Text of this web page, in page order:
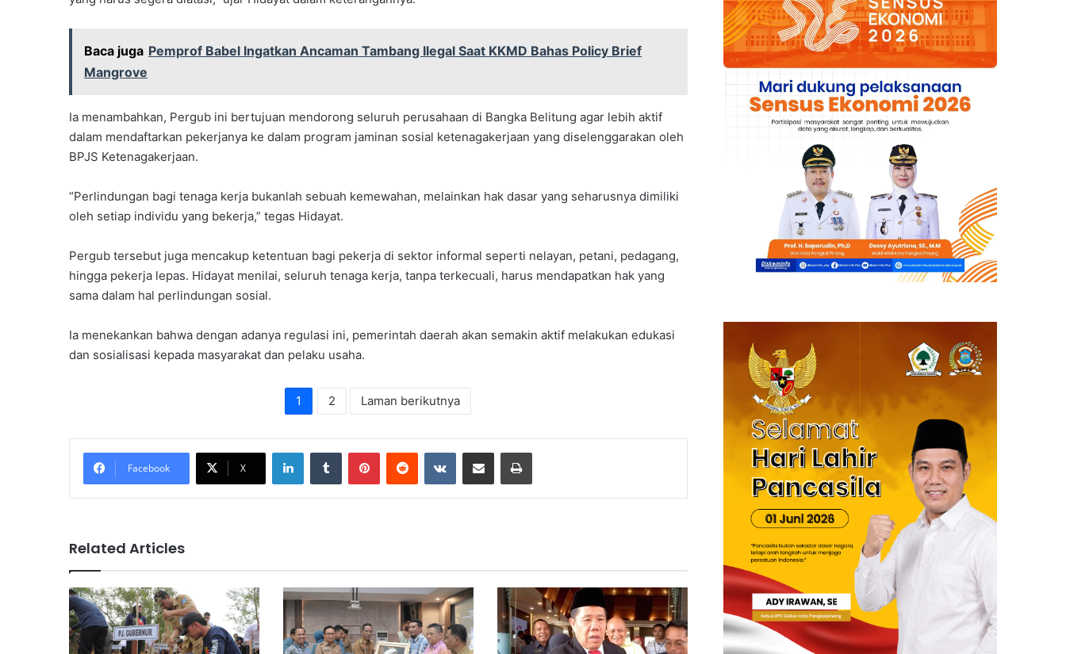
Baca juga Pemprof Babel Ingatkan Ancaman Tambang Ilegal Saat KKMD Bahas Policy Brief
Mangrove
Ia menambahkan, Pergub ini bertujuan mendorong seluruh perusahaan di Bangka Belitung agar lebih aktif
dalam mendaftarkan pekerjanya ke dalam program jaminan sosial ketenagakerjaan yang diselenggarakan oleh
BPJS Ketenagakerjaan.
“Perlindungan bagi tenaga kerja bukanlah sebuah kemewahan, melainkan hak dasar yang seharusnya dimiliki
oleh setiap individu yang bekerja,” tegas Hidayat.
Pergub tersebut juga mencakup ketentuan bagi pekerja di sektor informal seperti nelayan, petani, pedagang,
hingga pekerja lepas. Hidayat menilai, seluruh tenaga kerja, tanpa terkecuali, harus mendapatkan hak yang
sama dalam hal perlindungan sosial.
Ia menekankan bahwa dengan adanya regulasi ini, pemerintah daerah akan semakin aktif melakukan edukasi
dan sosialisasi kepada masyarakat dan pelaku usaha.
1 2 Laman berikutnya
Facebook X
LinkedInTumblr PinterestReddit VKontakteShare via Email Print
Related Articles